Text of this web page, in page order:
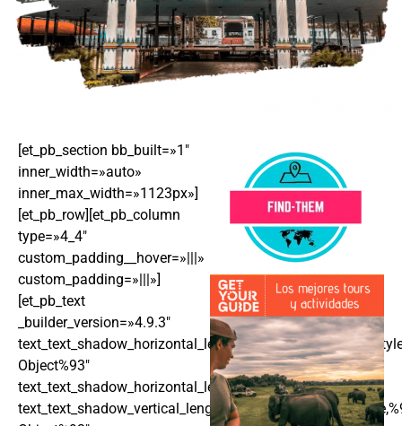
[et_pb_section bb_built=»1″
inner_width=»auto»
inner_max_width=»1123px»]
[et_pb_row][et_pb_column
type=»4_4″
custom_padding__hover=»|||»
custom_padding=»|||»]
[et_pb_text
_builder_version=»4.9.3″
Object%93″
text_text_shadow_horizontal_length_tablet=»0px»